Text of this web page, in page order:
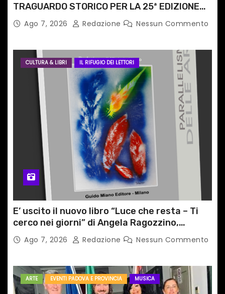
TRAGUARDO STORICO PER LA 25ª EDIZIONE
TRA LE CIME PATRIMONIO UNESCO
Ago 7, 2026 Redazione Nessun Commento
CULTURA & LIBRI IL RIFUGIO DEI LETTORI
E’ uscito il nuovo libro “Luce che resta – Ti
cerco nei giorni” di Angela Ragozzino,
medico primario di Capua
Ago 7, 2026 Redazione Nessun Commento
ARTE EVENTI PADOVA E PROVINCIA MUSICA